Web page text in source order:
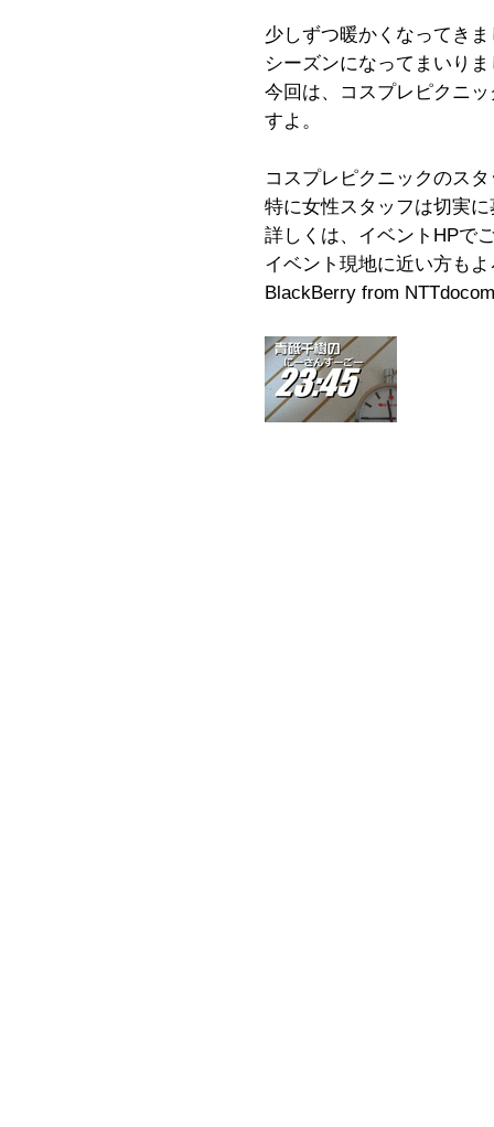
少しずつ暖かくなってき
シーズンになってまいり
今回は、コスプレピクニ
すよ。
コスプレピクニックのス
特に女性スタッフは切実
詳しくは、イベントHPで
イベント現地に近い方も
BlackBerry from